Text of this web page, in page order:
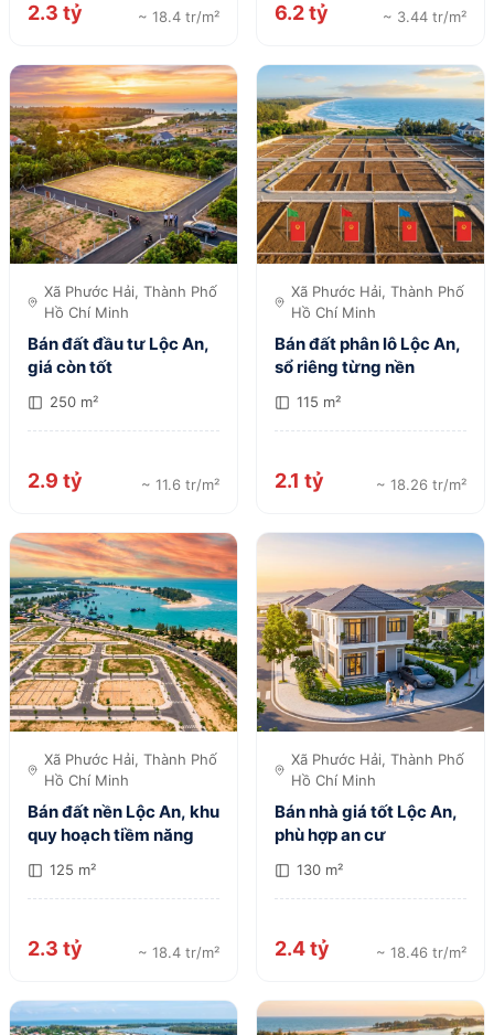
2.3 tỷ ~ 18.4 tr/m² 6.2 tỷ ~ 3.44 tr/m²
Xã Phước Hải, Thành Phố
Hồ Chí Minh
Bán đất đầu tư Lộc An,
giá còn tốt
250 m²
2.9 tỷ ~ 11.6 tr/m²
Xã Phước Hải, Thành Phố
Hồ Chí Minh
Bán đất phân lô Lộc An,
sổ riêng từng nền
115 m²
2.1 tỷ ~ 18.26 tr/m²
Xã Phước Hải, Thành Phố
Hồ Chí Minh
Bán đất nền Lộc An, khu
quy hoạch tiềm năng
125 m²
2.3 tỷ ~ 18.4 tr/m²
Xã Phước Hải, Thành Phố
Hồ Chí Minh
Bán nhà giá tốt Lộc An,
phù hợp an cư
130 m²
2.4 tỷ ~ 18.46 tr/m²